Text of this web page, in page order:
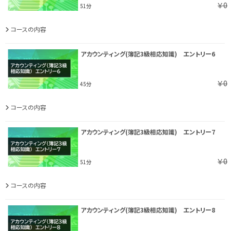
51分 ￥0
コースの内容
アカウンティング(簿記3級相応知識) エントリー6
45分 ￥0
コースの内容
アカウンティング(簿記3級相応知識) エントリー7
51分 ￥0
コースの内容
アカウンティング(簿記3級相応知識) エントリー8